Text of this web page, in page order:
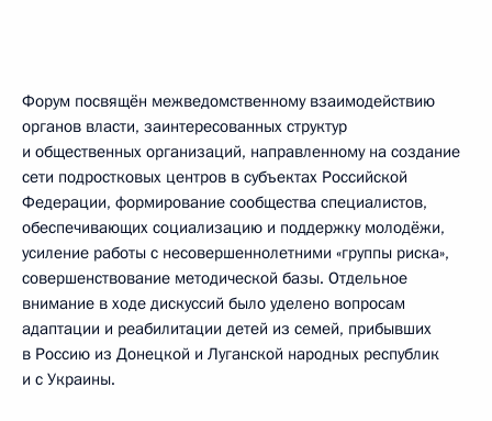
Форум посвящён межведомственному взаимодействию
органов власти, заинтересованных структур
и общественных организаций, направленному на создание
сети подростковых центров в субъектах Российской
Федерации, формирование сообщества специалистов,
обеспечивающих социализацию и поддержку молодёжи,
усиление работы с несовершеннолетними «группы риска»,
совершенствование методической базы. Отдельное
внимание в ходе дискуссий было уделено вопросам
адаптации и реабилитации детей из семей, прибывших
в Россию из Донецкой и Луганской народных республик
и с Украины.